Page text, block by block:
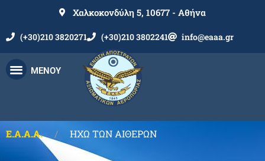
Χαλκοκονδύλη 5, 10677 - Αθήνα
(+30)210 3820271 (+30)210 3802241 info@eaaa.gr
ΜΕΝΟΥ
Ε.Α.Α.Α. ΗΧΩ ΤΩΝ ΑΙΘΕΡΩΝ